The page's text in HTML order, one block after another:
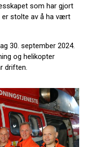
som har gjort
er stolte av å ha vært
30. september 2024.
og helikopter
driften.